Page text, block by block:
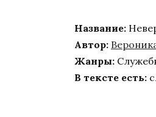
Название:
Автор:
Жанры:
В тексте есть: